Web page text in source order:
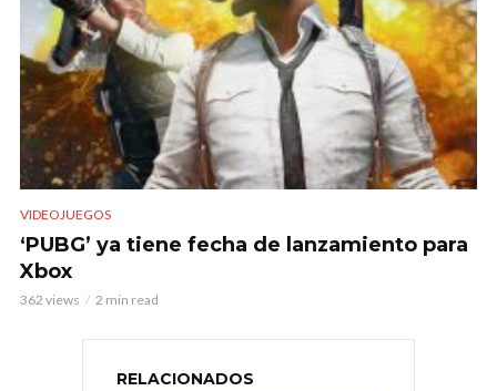
VIDEOJUEGOS
‘PUBG’ ya tiene fecha de lanzamiento para
Xbox
362 views 2 min read
RELACIONADOS